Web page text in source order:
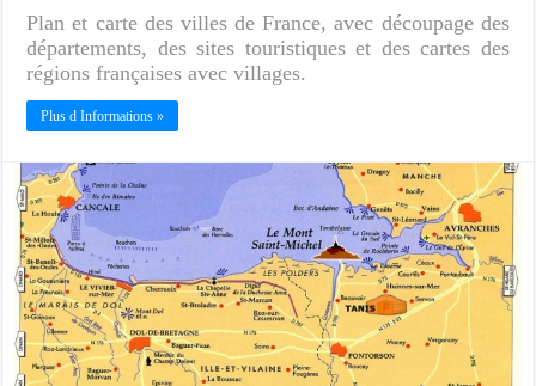
Plan et carte des villes de France, avec découpage des
départements, des sites touristiques et des cartes des
régions françaises avec villages.
Plus d Informations »